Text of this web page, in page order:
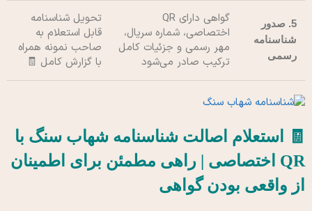
5. صدور
شناسنامه
رسمی
گواهی دارای QR
اختصاصی، شماره سریال،
مهر رسمی و جزئیات کامل
ترکیب صادر می‌شود
تحویل شناسنامه
قابل استعلام به
صاحب نمونه همراه
با گزارش کامل 🧾
🧾 استعلام اصالت شناسنامه شهاب سنگ با
QR اختصاصی | راهی مطمئن برای اطمینان
از واقعی بودن گواهی